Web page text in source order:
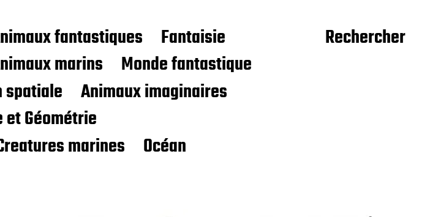
fantastiques
Fantaisie
marins
Monde fantastique
spatiale
Animaux imaginaires
Géométrie
marines
Océan
Rechercher